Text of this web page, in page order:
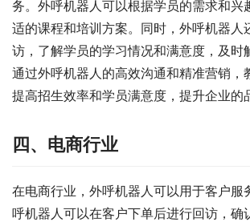
务。外呼机器人可以根据学员的需求和兴
适的课程和培训方案。同时，外呼机器人
访，了解学员的学习情况和满意度，及时
通过外呼机器人的高效沟通和精准营销，
提高招生效率和学员满意度，提升企业的
四、电商行业
在电商行业，外呼机器人可以用于客户服
呼机器人可以在客户下单后进行回访，确